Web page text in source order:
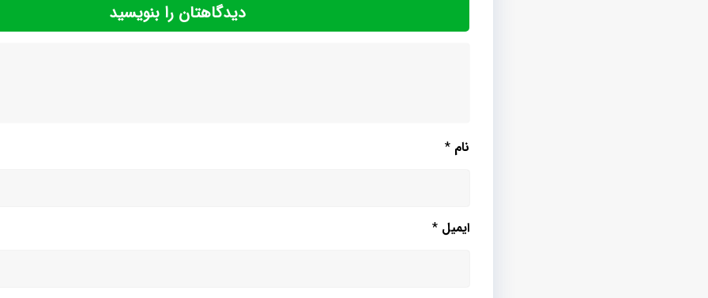
دیدگاهتان را بنویسید
نام *
ایمیل *